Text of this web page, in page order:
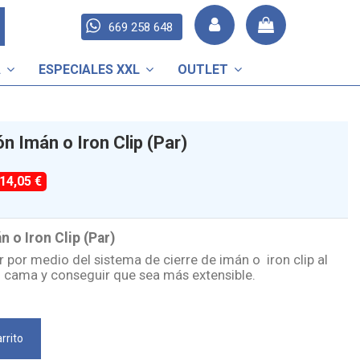
669 258 648
ESPECIALES XXL OUTLET
Imán o Iron Clip (Par)
€
o Iron Clip (Par)
por medio del sistema de cierre de imán o iron clip al
y conseguir que sea más extensible.